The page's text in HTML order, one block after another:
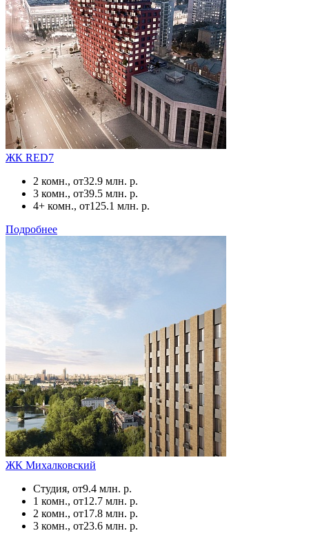
ЖК RED7
2 комн., от32.9 млн. р.
3 комн., от39.5 млн. р.
4+ комн., от125.1 млн. р.
Подробнее
ЖК Михалковский
Студия, от9.4 млн. р.
1 комн., от12.7 млн. р.
2 комн., от17.8 млн. р.
3 комн., от23.6 млн. р.